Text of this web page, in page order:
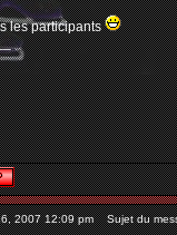
les participants
2007 12:09 pm Sujet du